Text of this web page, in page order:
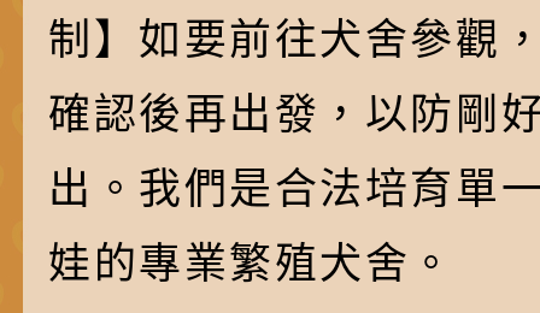
制】如要前往犬舍參觀
確認後再出發，以防剛
出。我們是合法培育單
娃的專業繁殖犬舍。